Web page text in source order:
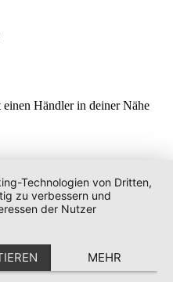
Händler in deiner Nähe
Technologien von Dritten,
zu verbessern und
der Nutzer
MEHR